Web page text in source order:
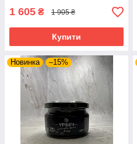
1 605 ₴ 1 905 ₴
Купити
Новинка –15%